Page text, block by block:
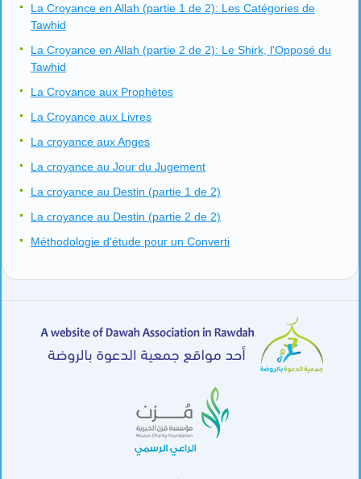
La Croyance en Allah (partie 1 de 2): Les Catégories de
Tawhid
La Croyance en Allah (partie 2 de 2): Le Shirk, l'Opposé du
Tawhid
La Croyance aux Prophètes
La Croyance aux Livres
La croyance aux Anges
La croyance au Jour du Jugement
La croyance au Destin (partie 1 de 2)
La croyance au Destin (partie 2 de 2)
Méthodologie d'étude pour un Converti